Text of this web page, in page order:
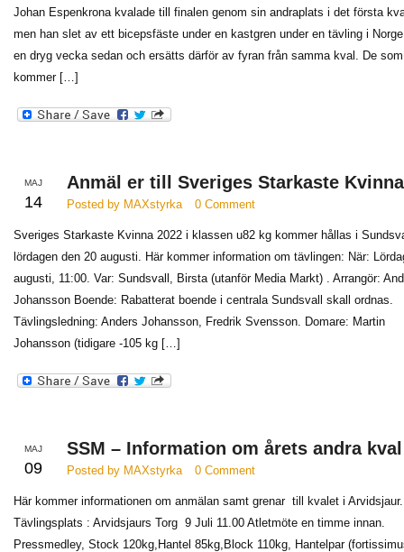
Johan Espenkrona kvalade till finalen genom sin andraplats i det första
men han slet av ett bicepsfäste under en kastgren under en tävling i
en dryg vecka sedan och ersätts därför av fyran från samma kval. De som
kommer […]
MAJ
14
Anmäl er till Sveriges Starkaste
Posted by MAXstyrka 0 Comment
Sveriges Starkaste Kvinna 2022 i klassen u82 kg kommer hållas i
lördagen den 20 augusti. Här kommer information om tävlingen: När:
augusti, 11:00. Var: Sundsvall, Birsta (utanför Media Markt) . Arrangör:
Johansson Boende: Rabatterat boende i centrala Sundsvall skall ordnas.
Tävlingsledning: Anders Johansson, Fredrik Svensson. Domare: Martin
Johansson (tidigare -105 kg […]
MAJ
09
SSM – Information om årets andra
Posted by MAXstyrka 0 Comment
Här kommer informationen om anmälan samt grenar till kvalet i Arvidsjaur.
Tävlingsplats : Arvidsjaurs Torg 9 Juli 11.00 Atletmöte en timme innan.
Pressmedley, Stock 120kg,Hantel 85kg,Block 110kg, Hantelpar